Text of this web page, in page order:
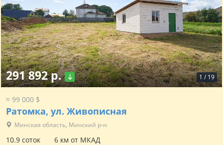
1 / 19
291 892 р.
≈ 99 000 $
Ратомка, ул. Живописная
Минская область, Минский р-н
10.9 соток 6 км от МКАД